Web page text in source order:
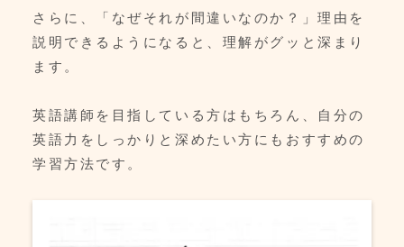
さらに、「なぜそれが間違いなのか？」理由を
説明できるようになると、理解がグッと深まり
ます。
英語講師を目指している方はもちろん、自分の
英語力をしっかりと深めたい方にもおすすめの
学習方法です。